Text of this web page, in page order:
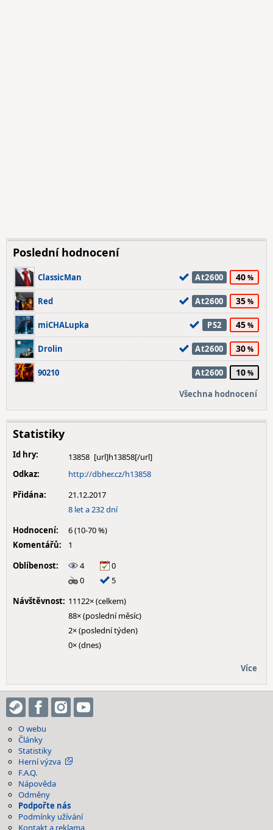
Poslední hodnocení
ClassicMan At2600 40
Red At2600 35
miCHALupka PS2 45
Drolin At2600 30
90210 At2600 10
Všechna hodnocení
Statistiky
Id hry:
13858
Odkaz:
http://dbher.cz/h13858
Přidána:
21.12.2017
8 let a 232 dní
Hodnocení:
6 (10-70 %)
Komentářů:
1
Oblíbenost:
4
0
0
5
Návštěvnost: 11122× (celkem)
88× (poslední měsíc)
2× (poslední týden)
0× (dnes)
Více
O webu
Články
Statistiky
Herní výzva
F.A.Q.
Nápověda
Odměny
Podpořte nás
Podmínky užívání
Kontakt a reklama